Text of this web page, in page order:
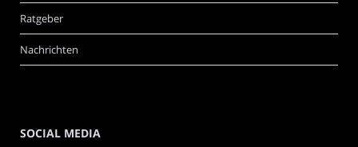
Ratgeber
Nachrichten
SOCIAL MEDIA